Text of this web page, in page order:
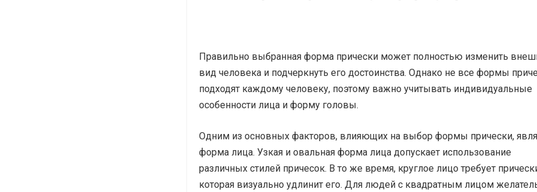
Правильно выбранная форма прически может полностью изменить
вид человека и подчеркнуть его достоинства. Однако не все формы
подходят каждому человеку, поэтому важно учитывать индивидуальные
особенности лица и форму головы.
Одним из основных факторов, влияющих на выбор формы прически,
форма лица. Узкая и овальная форма лица допускает использование
различных стилей причесок. В то же время, круглое лицо требует
которая визуально удлинит его. Для людей с квадратным лицом